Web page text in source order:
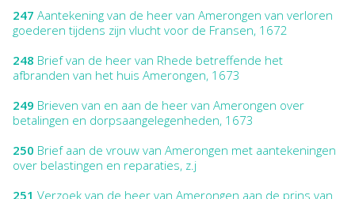
247 Aantekening van de heer van Amerongen van verloren
goederen tijdens zijn vlucht voor de Fransen, 1672
248 Brief van de heer van Rhede betreffende het
afbranden van het huis Amerongen, 1673
249 Brieven van en aan de heer van Amerongen over
betalingen en dorpsaangelegenheden, 1673
250 Brief aan de vrouw van Amerongen met aantekeningen
over belastingen en reparaties, z.j
251 Verzoek van de heer van Amerongen aan de prins van